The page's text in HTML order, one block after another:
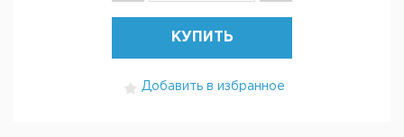
КУПИТЬ
Добавить в избранное